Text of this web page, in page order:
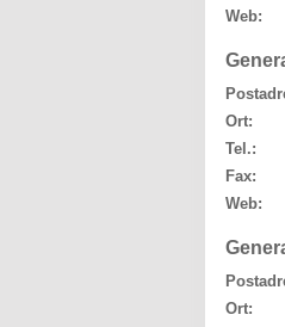
Web:
Ort:
Tel.:
Fax:
Web:
Ort: